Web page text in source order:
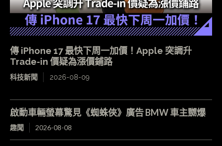
傳 iPhone 17 最快下周一加價！Apple 突調升
Trade-in 價疑為漲價鋪路
科技新聞 2026-08-09
啟動車輛螢幕驚見《蜘蛛俠》廣告 BMW 車主嬲爆
趣聞 2026-08-08